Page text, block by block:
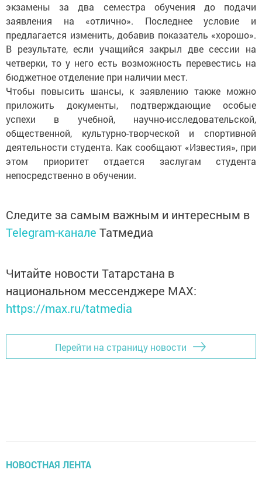
экзамены за два семестра обучения до подачи
заявления на «отлично». Последнее условие и
предлагается изменить, добавив показатель «хорошо».
В результате, если учащийся закрыл две сессии на
четверки, то у него есть возможность перевестись на
бюджетное отделение при наличии мест.
Чтобы повысить шансы, к заявлению также можно
приложить документы, подтверждающие особые
успехи в учебной, научно-исследовательской,
общественной, культурно-творческой и спортивной
деятельности студента. Как сообщают «Известия», при
этом приоритет отдается заслугам студента
непосредственно в обучении.
Следите за самым важным и интересным в
Telegram-канале Татмедиа
Читайте новости Татарстана в
национальном мессенджере MАХ:
https://max.ru/tatmedia
Перейти на страницу новости
НОВОСТНАЯ ЛЕНТА